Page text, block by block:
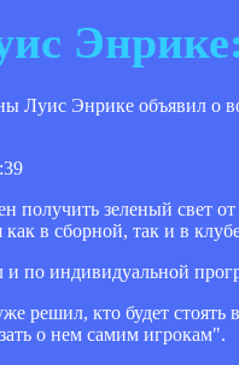
Луис Энрике объявил о
получить зеленый свет
в сборной, так и в
и по индивидуальной
решил, кто будет
о нем самим игрокам".